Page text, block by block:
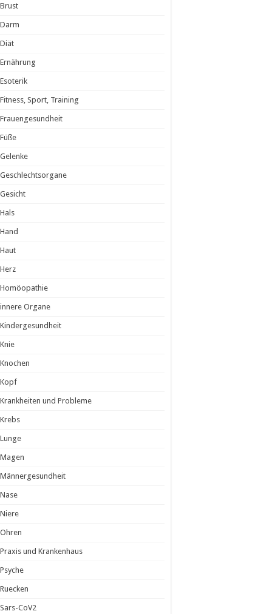
Brust
Darm
Diät
Ernährung
Esoterik
Fitness, Sport, Training
Frauengesundheit
Füße
Gelenke
Geschlechtsorgane
Gesicht
Hals
Hand
Haut
Herz
Homöopathie
innere Organe
Kindergesundheit
Knie
Knochen
Kopf
Krankheiten und Probleme
Krebs
Lunge
Magen
Männergesundheit
Nase
Niere
Ohren
Praxis und Krankenhaus
Psyche
Ruecken
Sars-CoV2